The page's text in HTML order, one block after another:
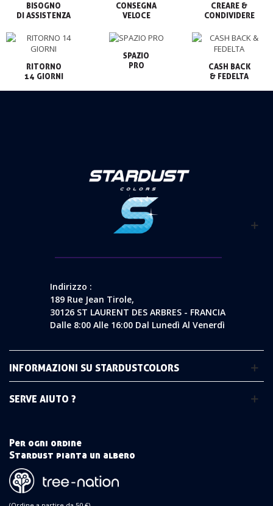
BISOGNO
CONSEGNA
VELOCE
CREARE &
CONDIVIDERE
RITORNO
14 GIORNI
SPAZIO
PRO
CASH BACK
& FEDELTA
Indirizzo :
189 Rue Jean Tirole,
30126 ST LAURENT DES ARBRES - FRANCIA
Dalle 8:00 Alle 16:00 Dal Lunedì Al Venerdì
INFORMAZIONI SU STARDUSTCOLORS
SERVE AIUTO ?
Per ogni ordine
Stardust pianta un albero